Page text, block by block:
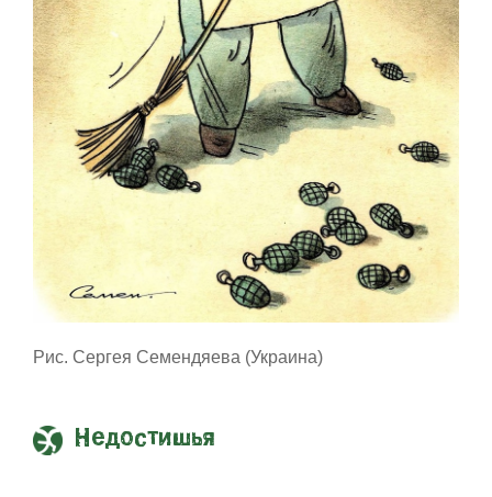
Рис. Сергея Семендяева (Украина)
Недостишья